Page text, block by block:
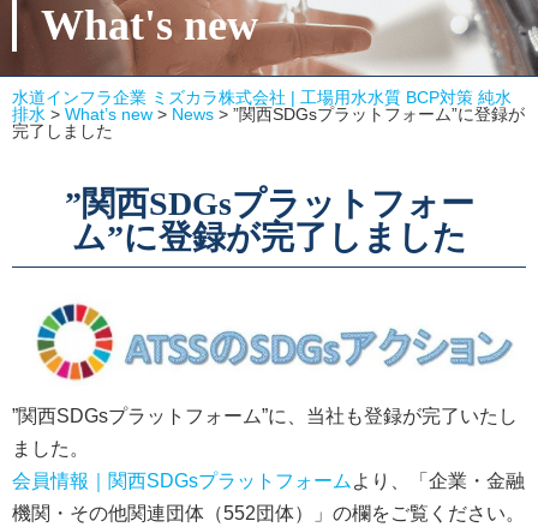
What's new
水道インフラ企業 ミズカラ株式会社 | 工場用水水質 BCP対策 純水
排水 > What’s new > News > ”関西SDGsプラットフォーム”に登録が
完了しました
”関西SDGsプラットフォー
ム”に登録が完了しました
”関西SDGsプラットフォーム”に、当社も登録が完了いたし
ました。
会員情報｜関西SDGsプラットフォーム より、「企業・金融
機関・その他関連団体（552団体）」の欄をご覧ください。